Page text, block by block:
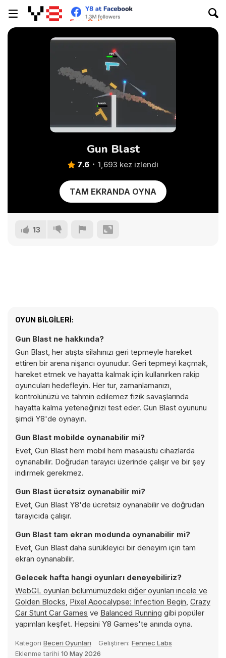
Gun Blast
7.6 1,693 kez izlendi
TAM EKRANDA OYNA
13
OYUN BILGILERI:
Gun Blast ne hakkında?
Gun Blast, her atışta silahınızı geri tepmeyle hareket
ettiren bir arena nişancı oyunudur. Geri tepmeyi kaçmak,
hareket etmek ve hayatta kalmak için kullanırken rakip
oyuncuları hedefleyin. Her tur, zamanlamanızı,
kontrolünüzü ve tahmin edilemez fizik savaşlarında
hayatta kalma yeteneğinizi test eder. Gun Blast oyununu
şimdi Y8'de oynayın.
Gun Blast mobilde oynanabilir mi?
Evet, Gun Blast hem mobil hem masaüstü cihazlarda
oynanabilir. Doğrudan tarayıcı üzerinde çalışır ve bir şey
indirmek gerekmez.
Gun Blast ücretsiz oynanabilir mi?
Evet, Gun Blast Y8'de ücretsiz oynanabilir ve doğrudan
tarayıcıda çalışır.
Gun Blast tam ekran modunda oynanabilir mi?
Evet, Gun Blast daha sürükleyici bir deneyim için tam
ekran oynanabilir.
Gelecek hafta hangi oyunları deneyebiliriz?
WebGL oyunları bölümümüzdeki diğer oyunları incele ve
Golden Blocks, Pixel Apocalypse: Infection Begin, Crazy
Car Stunt Car Games ve Balanced Running gibi popüler
yapımları keşfet. Hepsini Y8 Games'te anında oyna.
Kategori Beceri Oyunları Geliştiren: Fennec Labs
Eklenme tarihi 10 May 2026